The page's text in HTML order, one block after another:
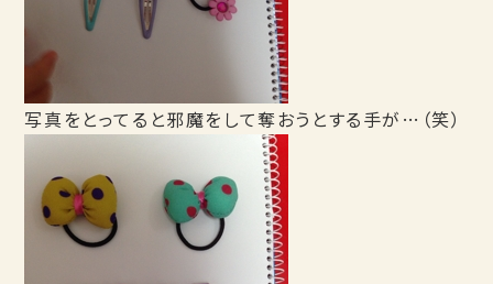
写真をとってると邪魔をして奪おうとする手が…（笑）